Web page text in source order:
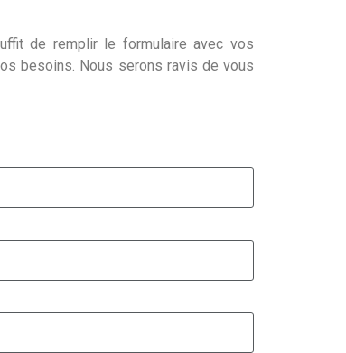
de remplir le formulaire avec vos
besoins. Nous serons ravis de vous